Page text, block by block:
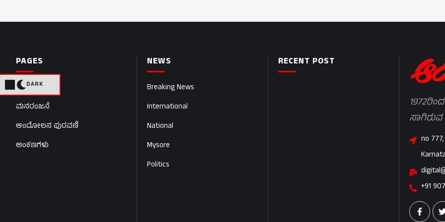
DARK
PAGES
Home
ಮನರಂಜನೆ
ಆಂದೋಲನ ಪುರವಣಿ
ಅಂಕಣಗಳು
NEWS
Breaking News
International
National
Mysore
Politics
RECENT POST
no
+91